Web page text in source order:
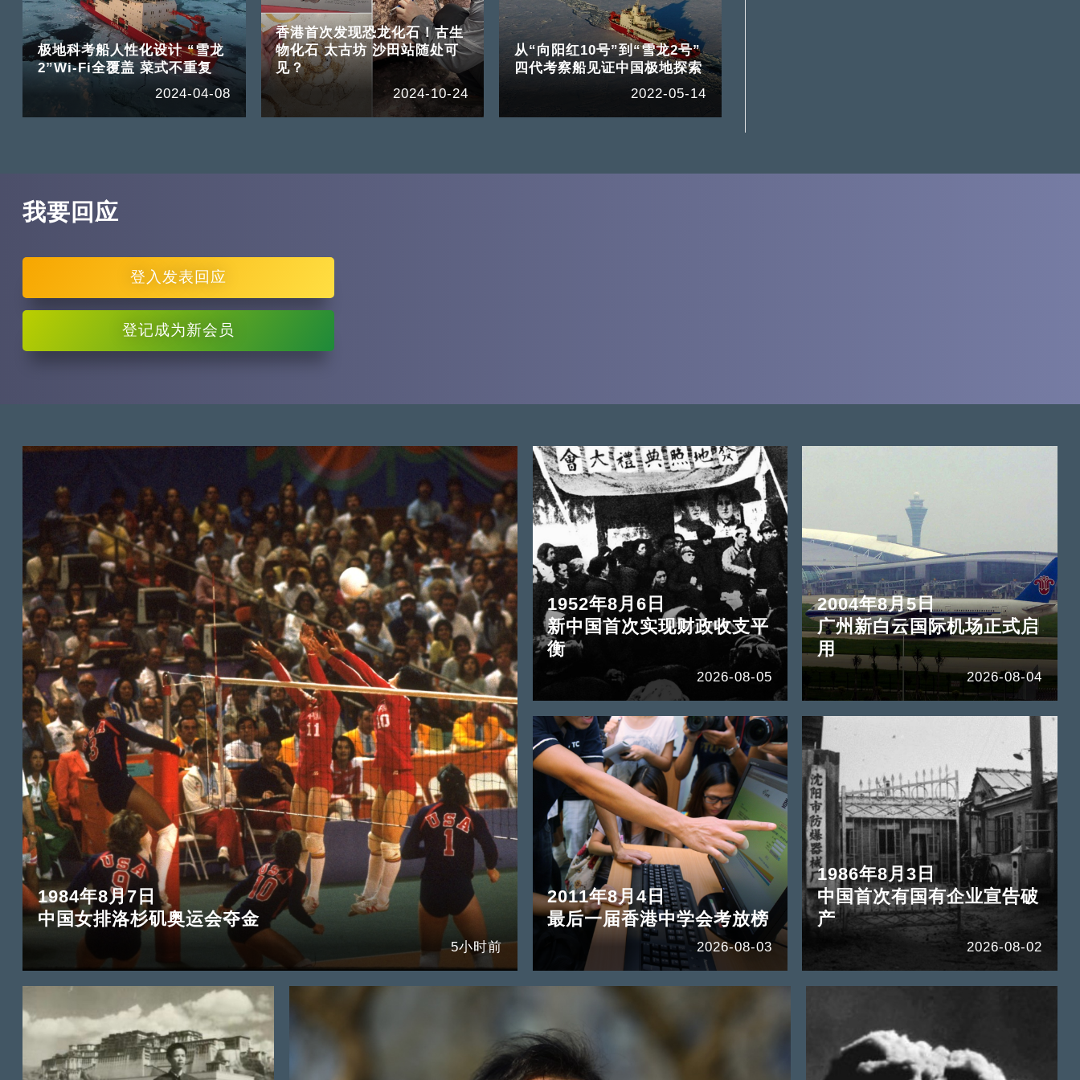
极地科考船人性化设计 “雪龙
2”Wi-Fi全覆盖 菜式不重复
2024-04-08
香港首次发现恐龙化石！古生
物化石 太古坊 沙田站随处可
见？
2024-10-24
从“向阳红10号”到“雪龙2号”
四代考察船见证中国极地探索
2022-05-14
我要回应
登入发表回应
登记成为新会员
1984年8月7日
中国女排洛杉矶奥运会夺金
5小时前
1952年8月6日
新中国首次实现财政收支平
衡
2026-08-05
2004年8月5日
广州新白云国际机场正式启
用
2026-08-04
2011年8月4日
最后一届香港中学会考放榜
2026-08-03
1986年8月3日
中国首次有国有企业宣告破
产
2026-08-02